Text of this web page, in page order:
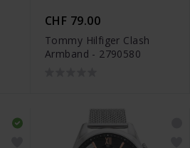
CHF 79.00
Tommy Hilfiger Clash
Armband - 2790580